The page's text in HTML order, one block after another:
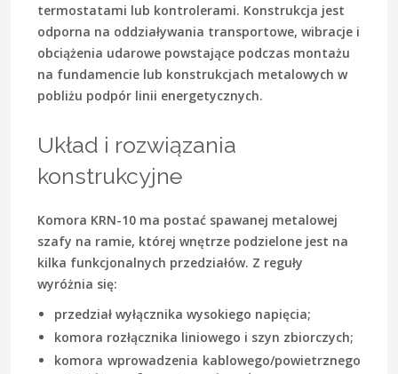
termostatami lub kontrolerami. Konstrukcja jest
odporna na oddziaływania transportowe, wibracje i
obciążenia udarowe powstające podczas montażu
na fundamencie lub konstrukcjach metalowych w
pobliżu podpór linii energetycznych.
Układ i rozwiązania
konstrukcyjne
Komora KRN-10 ma postać spawanej metalowej
szafy na ramie, której wnętrze podzielone jest na
kilka funkcjonalnych przedziałów. Z reguły
wyróżnia się:
przedział wyłącznika wysokiego napięcia;
komora rozłącznika liniowego i szyn zbiorczych;
komora wprowadzenia kablowego/powietrznego